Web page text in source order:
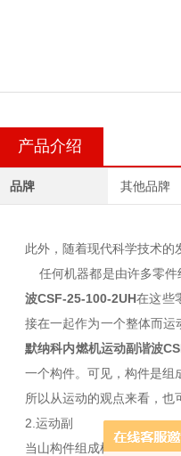
产品介绍
品牌 其他品牌
此外，随着现代科学技术的
任何机器都是由许多零件
波CSF-25-100-2UH在这些
接在一起作为一个整体而运
默纳科内燃机运动副谐波
一个构件。可见，构件是组
所以从运动的观点来看，也
2.运动副
当山构件组成机构时，需要